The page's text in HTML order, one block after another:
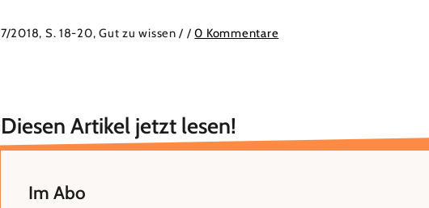
7/2018, S. 18-20, Gut zu wissen / /0 Kommentare
Diesen Artikel jetzt lesen!
Im Abo